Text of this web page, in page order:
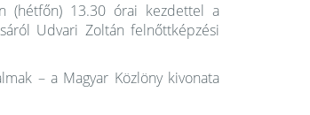
(hétfőn) 13.30 órai kezdettel a
Udvari Zoltán felnőttképzési
– a Magyar Közlöny kivonata